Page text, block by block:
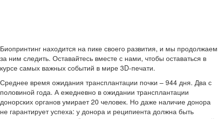
Биопринтинг находится на пике своего развития, и мы продолжаем
за ним следить. Оставайтесь вместе с нами, чтобы оставаться в
курсе самых важных событий в мире 3D-печати.
Среднее время ожидания трансплантации почки – 944 дня. Два с
половиной года. А ежедневно в ожидании трансплантации
донорских органов умирает 20 человек. Но даже наличие донора
не гарантирует успеха: у донора и реципиента должна быть